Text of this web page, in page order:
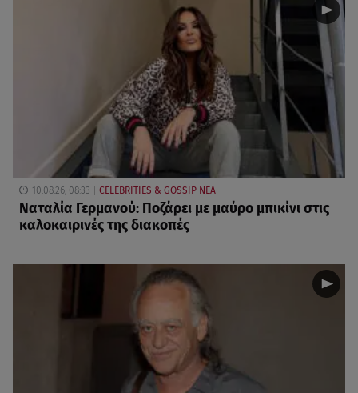
10.08.26, 08:33 CELEBRITIES & GOSSIP ΝΕΑ
Ναταλία Γερμανού: Ποζάρει με μαύρο μπικίνι στις
καλοκαιρινές της διακοπές